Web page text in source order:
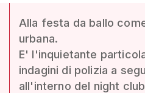
Alla festa da ballo
urbana.
E' l'inquietante
indagini di polizia a
all'interno del night